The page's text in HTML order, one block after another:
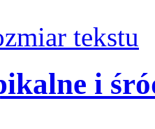
tekstu
i